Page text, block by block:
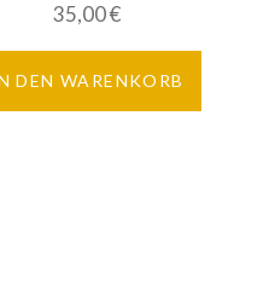
35,00€
DEN WARENKORB